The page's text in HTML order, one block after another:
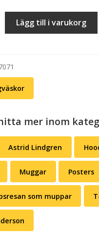
var:
kr 169,00.
är:
kr
Lägg till i varukorg
mer inom
Astrid Lindgren
Muggar Posters
som muppar